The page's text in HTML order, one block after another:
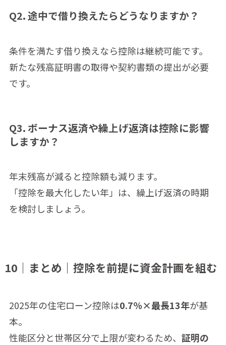
Q2. 途中で借り換えたらどうなりますか？
条件を満たす借り換えなら控除は継続可能です。
新たな残高証明書の取得や契約書類の提出が必要
です。
Q3. ボーナス返済や繰上げ返済は控除に影響
しますか？
年末残高が減ると控除額も減ります。
「控除を最大化したい年」は、繰上げ返済の時期
を検討しましょう。
10｜まとめ｜控除を前提に資金計画を組む
2025年の住宅ローン控除は0.7％×最長13年が基
本。
性能区分と世帯区分で上限が変わるため、 証明の